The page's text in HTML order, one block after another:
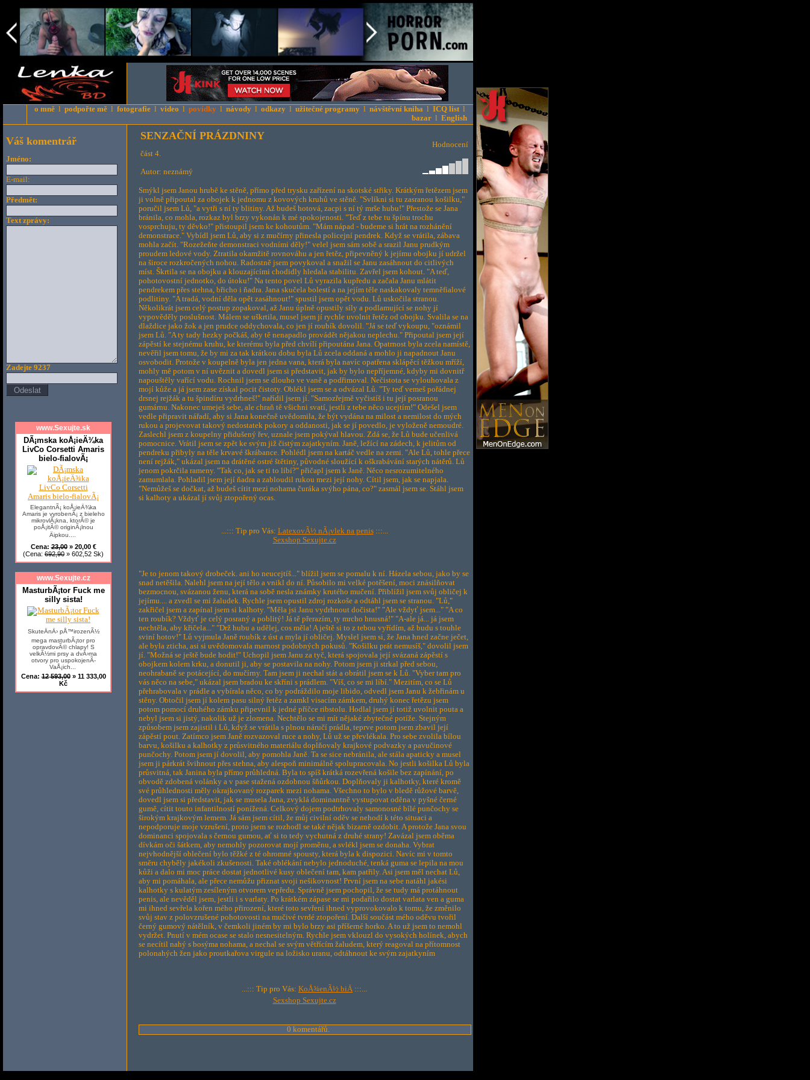
o mně l podpořte mě l fotografie l video l povídky l návody l odkazy l užitečné programy l návštěvní kniha l ICQ list l
bazar l English
SENZAČNÍ PRÁZDNINY
část 4.
Autor: neznámý
Hodnocení
Smýkl jsem Janou hrubě ke stěně, přímo před trysku zařízení na skotské střiky. Krátkým řetězem jsem
ji volně připoutal za obojek k jednomu z kovových kruhů ve stěně. "Svlíkni si tu zasranou košilku,"
poručil jsem Lů, "a vytři s ní ty blitiny. Až budeš hotová, zacpi s ní tý mrše hubu!" Přestože se Jana
bránila, co mohla, rozkaz byl brzy vykonán k mé spokojenosti. "Teď z tebe tu špínu trochu
vosprchuju, ty děvko!" přistoupil jsem ke kohoutům. "Mám nápad - budeme si hrát na rozhánění
demonstrace." Vybídl jsem Lů, aby si z mučírny přinesla policejní pendrek. Když se vrátila, zábava
mohla začít. "Rozežeňte demonstraci vodními děly!" velel jsem sám sobě a srazil Janu prudkým
proudem ledové vody. Ztratila okamžitě rovnováhu a jen řetěz, připevněný k jejímu obojku jí udržel
na široce rozkročených nohou. Radostně jsem povykoval a snažil se Janu zasáhnout do citlivých
míst. Škrtila se na obojku a klouzajícími chodidly hledala stabilitu. Zavřel jsem kohout. "A teď,
pohotovostní jednotko, do útoku!" Na tento povel Lů vyrazila kupředu a začala Janu mlátit
pendrekem přes stehna, břicho i ňadra. Jana skučela bolestí a na jejím těle naskakovaly temněfialové
podlitiny. "A tradá, vodní děla opět zasáhnout!" spustil jsem opět vodu. Lů uskočila stranou.
Několikrát jsem celý postup zopakoval, až Janu úplně opustily síly a podlamující se nohy jí
vypověděly poslušnost. Málem se uškrtila, musel jsem jí rychle uvolnit řetěz od obojku. Svalila se na
dlaždice jako žok a jen prudce oddychovala, co jen jí roubík dovolil. "Já se teď vykoupu, "oznámil
jsem Lů. "A ty tady hezky počkáš, aby tě nenapadlo provádět nějakou neplechu." Připoutal jsem její
zápěstí ke stejnému kruhu, ke kterému byla před chvílí připoutána Jana. Opatrnost byla zcela namístě,
nevěřil jsem tomu, že by mi za tak krátkou dobu byla Lů zcela oddaná a mohlo ji napadnout Janu
osvobodit. Protože v koupelně byla jen jedna vana, která byla navíc opatřena sklápěcí těžkou mříží,
mohly mě potom v ní uvěznit a dovedl jsem si představit, jak by bylo nepříjemné, kdyby mi dovnitř
napouštěly vařící vodu. Rochnil jsem se dlouho ve vaně a podřimoval. Nečistota se vylouhovala z
mojí kůže a já jsem zase získal pocit čistoty. Oblékl jsem se a odvázal Lů. "Ty teď vemeš pořádnej
drsnej rejžák a tu špindíru vydrhneš!" nařídil jsem jí. "Samozřejmě vyčistíš i tu její posranou
gumárnu. Nakonec umeješ sebe, ale chraň tě všichni svatí, jestli z tebe něco ucejtím!" Odešel jsem
vedle připravit nářadí, aby si Jana konečně uvědomila, že být vydána na milost a nemilost do mých
rukou a projevovat takový nedostatek pokory a oddanosti, jak se jí povedlo, je vyloženě nemoudré.
Zaslechl jsem z koupelny přidušený řev, uznale jsem pokýval hlavou. Zdá se, že Lů bude učenlivá
pomocnice. Vrátil jsem se zpět ke svým již čistým zajatkyním. Janě, ležící na zádech, k jelitům od
pendreku přibyly na těle krvavé škrábance. Pohlédl jsem na kartáč vedle na zemi. "Ale Lů, tohle přece
není rejžák," ukázal jsem na drátěné ostré štětiny, původné sloužící k oškrabávání starých nátěrů. Lů
jenom pokrčila rameny. "Tak co, jak se ti to líbí?" přičapl jsem k Janě. Něco nesrozumitelného
zamumlala. Pohladil jsem její ňadra a zabloudil rukou mezi její nohy. Cítil jsem, jak se napjala.
"Nemůžeš se dočkat, až budeš cítit mezi nohama čuráka svýho pána, co?" zasmál jsem se. Stáhl jsem
si kalhoty a ukázal jí svůj ztopořený ocas.
...::: Tip pro Vás: LatexovÃ½ nÃ¡vlek na penis:::...
Sexshop Sexujte.cz
"Je to jenom takový drobeček. ani ho neucejtíš..." blížil jsem se pomalu k ní. Házela sebou, jako by se
snad netěšila. Nalehl jsem na její tělo a vnikl do ní. Působilo mi velké potěšení, moci znásilňovat
bezmocnou, svázanou ženu, která na sobě nesla známky krutého mučení. Přiblížil jsem svůj obličej k
jejímu.... a zvedl se mi žaludek. Rychle jsem opustil zdroj rozkoše a odtáhl jsem se stranou. "Lů,"
zakřičel jsem a zapínal jsem si kalhoty. "Měla jsi Janu vydrhnout dočista!" "Ale vždyť jsem..." "A co
ten roubík? Vždyť je celý posraný a poblitý! Já tě přerazím, ty mrcho hnusná!" "A-ale já... já jsem
nechtěla, aby křičela..." "Drž hubu a udělej, cos měla! A ještě si to z tebou vyřídím, až budu s touhle
sviní hotov!" Lů vyjmula Janě roubík z úst a myla jí obličej. Myslel jsem si, že Jana hned začne ječet,
ale byla zticha, asi si uvědomovala marnost podobných pokusů. "Košilku prát nemusíš," dovolil jsem
jí. "Možná se ještě bude hodit!" Uchopil jsem Janu za tyč, která spojovala její svázaná zápěstí s
obojkem kolem krku, a donutil ji, aby se postavila na nohy. Potom jsem ji strkal před sebou,
neohrabaně se potácející, do mučírny. Tam jsem ji nechal stát a obrátil jsem se k Lů. "Vyber tam pro
vás něco na sebe," ukázal jsem bradou ke skříni s prádlem. "Víš, co se mi líbí." Mezitím, co se Lů
přehrabovala v prádle a vybírala něco, co by podráždilo moje libido, odvedl jsem Janu k žebřinám u
stěny. Obtočil jsem jí kolem pasu silný řetěz a zamkl visacím zámkem, druhý konec řetězu jsem
potom pomocí druhého zámku připevnil k jedné příčce ribstolu. Hodlal jsem jí totiž uvolnit pouta a
nebyl jsem si jistý, nakolik už je zlomena. Nechtělo se mi mít nějaké zbytečné potíže. Stejným
způsobem jsem zajistil i Lů, když se vrátila s plnou náručí prádla, teprve potom jsem zbavil její
zápěstí pout. Zatímco jsem Janě rozvazoval ruce a nohy, Lů už se převlékala. Pro sebe zvolila bílou
barvu, košilku a kalhotky z průsvitného materiálu doplňovaly krajkové podvazky a pavučinové
punčochy. Potom jsem jí dovolil, aby pomohla Janě. Ta se sice nebránila, ale stála apaticky a musel
jsem ji párkrát švihnout přes stehna, aby alespoň minimálně spolupracovala. No jestli košilka Lů byla
průsvitná, tak Janina byla přímo průhledná. Byla to spíš krátká rozevřená košile bez zapínání, po
obvodě zdobená volánky a v pase stažená ozdobnou šňůrkou. Doplňovaly ji kalhotky, které kromě
své průhlednosti měly okrajkovaný rozparek mezi nohama. Všechno to bylo v bledě růžové barvě,
dovedl jsem si představit, jak se musela Jana, zvyklá dominantně vystupovat oděna v pyšné černé
gumě, cítit touto infantilností ponížená. Celkový dojem podtrhovaly samonosné bílé punčochy se
širokým krajkovým lemem. Já sám jsem cítil, že můj civilní oděv se nehodí k této situaci a
nepodporuje moje vzrušení, proto jsem se rozhodl se také nějak bizarně ozdobit. A protože Jana svou
dominanci spojovala s černou gumou, ať si to tedy vychutná z druhé strany! Zavázal jsem oběma
dívkám oči šátkem, aby nemohly pozorovat mojí proměnu, a svlékl jsem se donaha. Vybrat
nejvhodnější oblečení bylo těžké z té ohromné spousty, která byla k dispozici. Navíc mi v tomto
směru chyběly jakékoli zkušenosti. Také oblékání nebylo jednoduché, tenká guma se lepila na mou
kůži a dalo mi moc práce dostat jednotlivé kusy oblečení tam, kam patřily. Asi jsem měl nechat Lů,
aby mi pomáhala, ale přece nemůžu přiznat svoji nešikovnost! První jsem na sebe natáhl jakési
kalhotky s kulatým zesíleným otvorem vepředu. Správně jsem pochopil, že se tudy má protáhnout
penis, ale nevěděl jsem, jestli i s varlaty. Po krátkém zápase se mi podařilo dostat varlata ven a guma
mi ihned sevřela kořen mého přirození, které toto sevření ihned vyprovokovalo k tomu, že změnilo
svůj stav z polovzrušené pohotovosti na mučivé tvrdé ztopoření. Další součást mého oděvu tvořil
černý gumový nátělník, v čemkoli jiném by mi bylo brzy asi příšerné horko. A to už jsem to nemohl
vydržet. Pnutí v mém ocase se stalo nesnesitelným. Rychle jsem vklouzl do vysokých holínek, abych
se necítil nahý s bosýma nohama, a nechal se svým větřícím žaludem, který reagoval na přítomnost
polonahých žen jako proutkařova virgule na ložisko uranu, odtáhnout ke svým zajatkyním
...::: Tip pro Vás: KoÅ¾enÃ½ biÄ :::...
Sexshop Sexujte.cz
0 komentářů.
Váš komentrář
Jméno:
E-mail:
Předmět:
Text zprávy:
Zadejte 9237
www.Sexujte.sk
DÃ¡mska koÅ¡ieÄ¾ka
LivCo Corsetti Amaris
bielo-fialovÃ¡
ElegantnÃ¡ koÅ¡ieÄ¾ka
Amaris je vyrobenÃ¡ z bieleho
mikrovlÃ¡kna, ktorÃ© je
poÅ¡itÃ© originÃ¡lnou
Äipkou....
Cena:23,00» 20,00 €
(Cena: 692,90 » 602,52 Sk)
www.Sexujte.cz
MasturbÃ¡tor Fuck me
silly sista!
SkuteÄnÄ› pÅ™irozenÃ½
mega masturbÃ¡tor pro
opravdovÃ© chlapy! S
velkÃ½mi prsy a dvÄ›ma
otvory pro uspokojenÃ­
VaÅ¡ich...
Cena:12 593,00» 11 333,00
Kč